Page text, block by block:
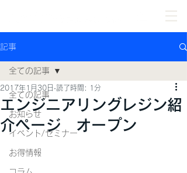
記事
全ての記事
お知らせ
イベント/セミナー
お得情報
全ての記事
エンジニアリングレジン紹
介ページ オープン
2017年1月30日 読了時間: 1分